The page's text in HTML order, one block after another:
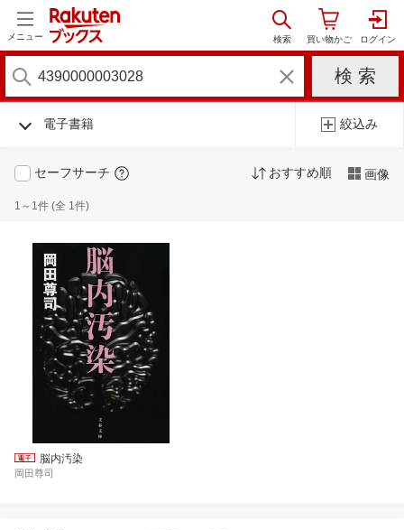
メニュー
電子書籍 絞込み
セーフサーチ おすすめ順 画像
1～1件 (全 1件)
脳内汚染
岡田尊司